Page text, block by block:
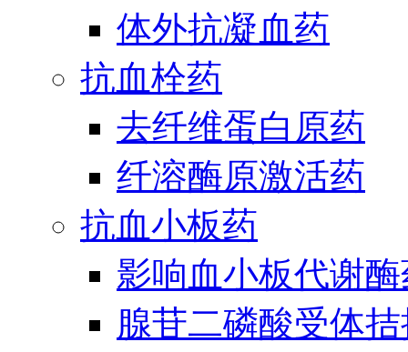
体外抗凝血药
抗血栓药
去纤维蛋白原药
纤溶酶原激活药
抗血小板药
影响血小板代谢
腺苷二磷酸受体